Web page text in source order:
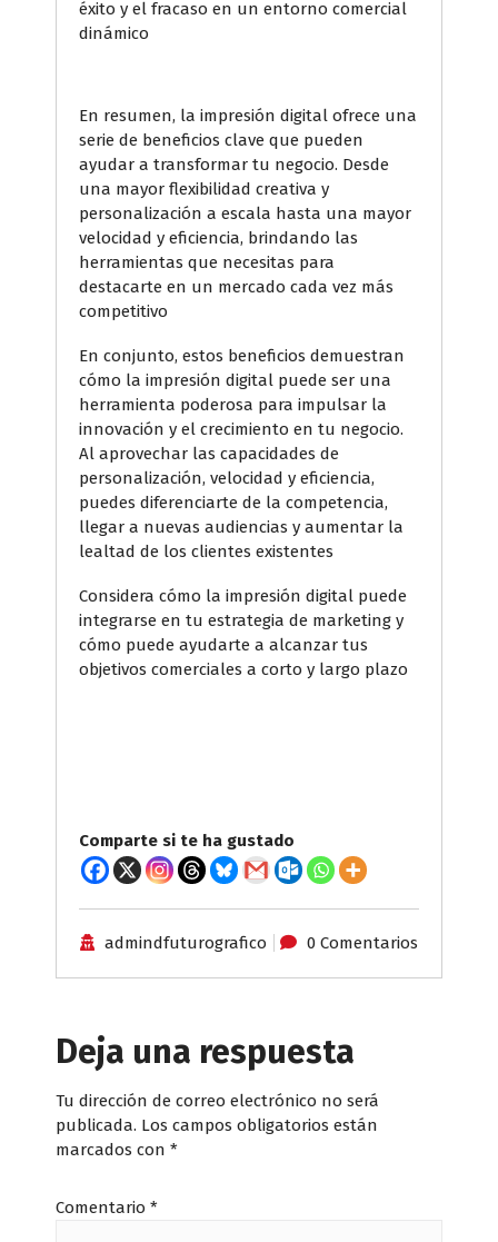
éxito y el fracaso en un entorno comercial
dinámico
En resumen, la impresión digital ofrece una
serie de beneficios clave que pueden
ayudar a transformar tu negocio. Desde
una mayor flexibilidad creativa y
personalización a escala hasta una mayor
velocidad y eficiencia, brindando las
herramientas que necesitas para
destacarte en un mercado cada vez más
competitivo
En conjunto, estos beneficios demuestran
cómo la impresión digital puede ser una
herramienta poderosa para impulsar la
innovación y el crecimiento en tu negocio.
Al aprovechar las capacidades de
personalización, velocidad y eficiencia,
puedes diferenciarte de la competencia,
llegar a nuevas audiencias y aumentar la
lealtad de los clientes existentes
Considera cómo la impresión digital puede
integrarse en tu estrategia de marketing y
cómo puede ayudarte a alcanzar tus
objetivos comerciales a corto y largo plazo
Comparte si te ha gustado
admindfuturografico 0 Comentarios
Deja una respuesta
Tu dirección de correo electrónico no será
publicada. Los campos obligatorios están
marcados con *
Comentario *